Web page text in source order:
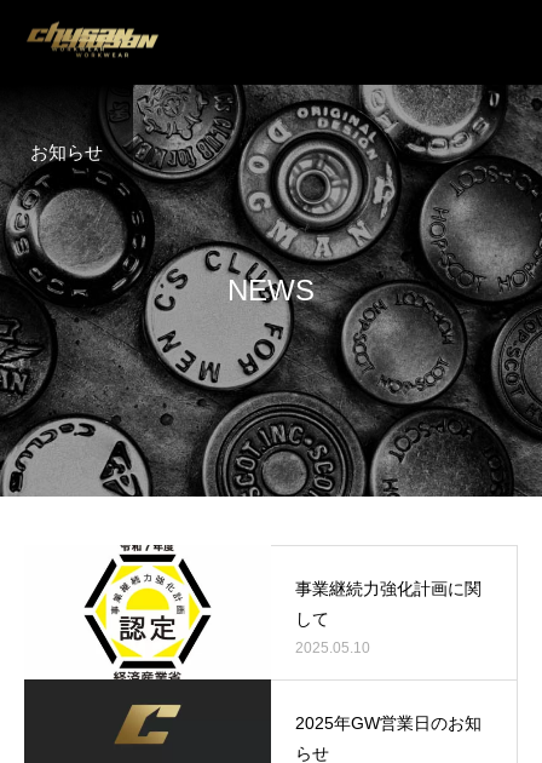
お知らせ
NEWS
事業継続力強化計画に関
して
2025.05.10
2025年GW営業日のお知
らせ